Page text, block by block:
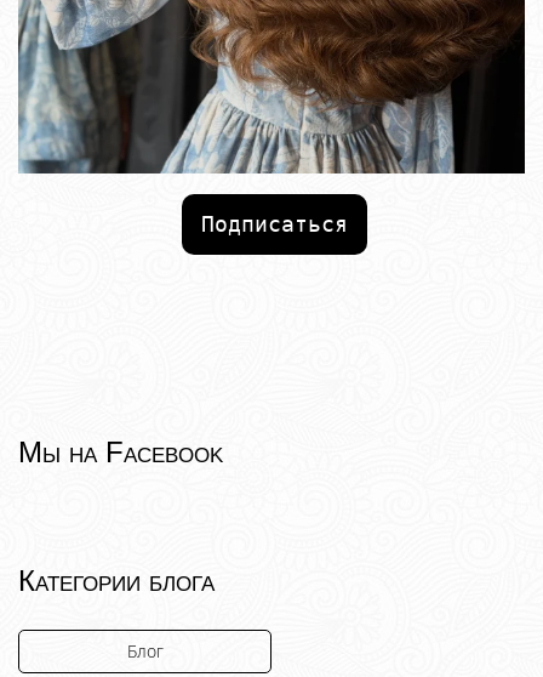
Подписаться
Мы на Facebook
Категории блога
Блог